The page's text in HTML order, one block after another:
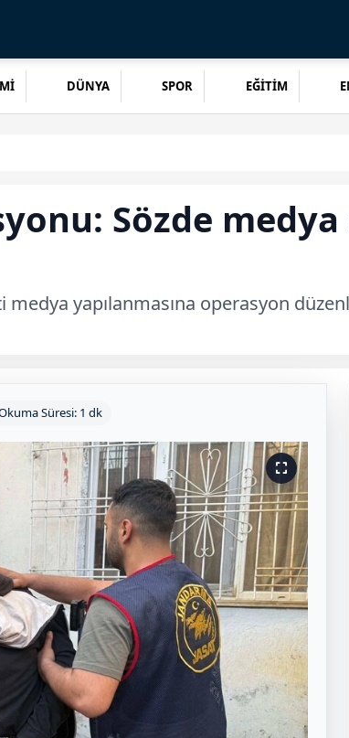
DÜNYA SPOR EĞİTİM
Sözde
medya yapılanmasına operasyon
Süresi: 1 dk